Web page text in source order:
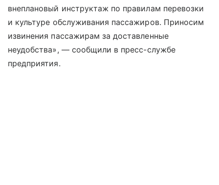
внеплановый инструктаж по правилам перевозки
и культуре обслуживания пассажиров. Приносим
извинения пассажирам за доставленные
неудобства», — сообщили в пресс-службе
предприятия.